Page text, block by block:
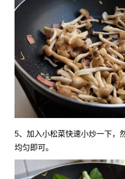
5、加入小松菜快速小炒一下，
均匀即可。